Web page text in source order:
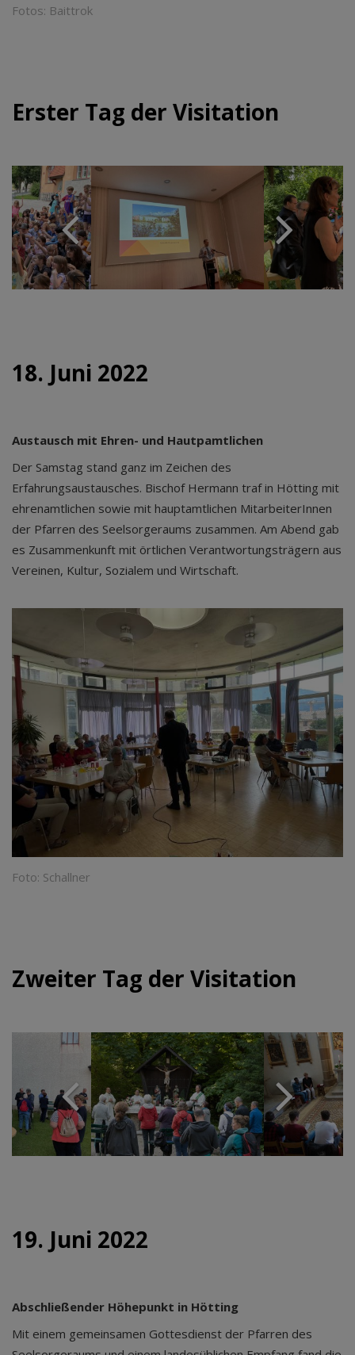
Fotos: Baittrok
Erster Tag der Visitation
18. Juni 2022
Austausch mit Ehren- und Hautpamtlichen
Der Samstag stand ganz im Zeichen des
Erfahrungsaustausches. Bischof Hermann traf in Hötting mit
ehrenamtlichen sowie mit hauptamtlichen MitarbeiterInnen
der Pfarren des Seelsorgeraums zusammen. Am Abend gab
es Zusammenkunft mit örtlichen Verantwortungsträgern aus
Vereinen, Kultur, Sozialem und Wirtschaft.
Foto: Schallner
Zweiter Tag der Visitation
19. Juni 2022
Abschließender Höhepunkt in Hötting
Mit einem gemeinsamen Gottesdienst der Pfarren des